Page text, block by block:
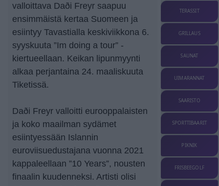
valloittava Daði Freyr saapuu
ensimmäistä kertaa Suomeen ja
esiintyy Tavastialla keskiviikkona 6.
syyskuuta ”Im doing a tour” -
kiertueellaan. Keikan lipunmyynti
alkaa perjantaina 24. maaliskuuta
Tiketissä.
Daði Freyr valloitti eurooppalaisten
ja koko maailman sydämet
esiintyessään Islannin
euroviisuedustajana vuonna 2021
kappaleellaan ”10 Years”, nousten
finaalin kuudenneksi. Artisti olisi
TERASSIT
GRILLAUS
SAUNAT
UIMARANNAT
SAARISTO
SPORTTIBAARIT
PIKNIK
FRISBEEGOLF